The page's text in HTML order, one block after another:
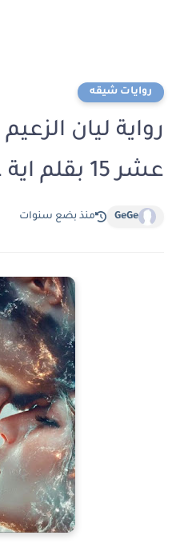
روايات شيقه
رواية ليان
عشر 15 بقلم اية عيد
GeGe منذ بضع سنوات